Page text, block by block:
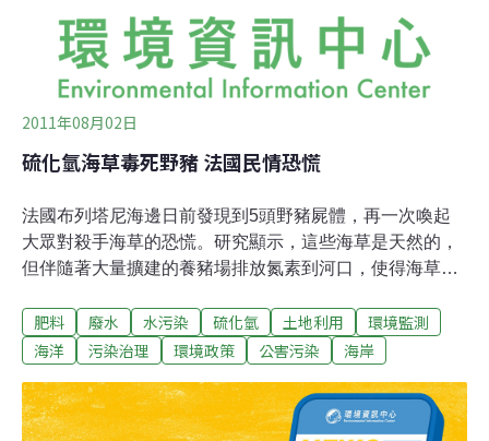
民花冤枉錢」。張龍潭說，「特43號」殘渣物最多、「1
號、4號」肥料也有殘渣現象，「肥料不會立即
2011年08月02日
硫化氫海草毒死野豬 法國民情恐慌
法國布列塔尼海邊日前發現到5頭野豬屍體，再一次喚起
大眾對殺手海草的恐慌。研究顯示，這些海草是天然的，
但伴隨著大量擴建的養豬場排放氮素到河口，使得海草大
的「綠潮」（green tide），恐怕會對公共衛生形成危害。
十多年來，政府一直無力處理「綠潮」的問題，讓北不列
上這5頭死亡野豬在內，人們已發現共有15頭野豬死於聖
布裡厄（Saint Brieuc）海灣。兩年前的夏天，附近海灘也
肥料 廢水 水污染 硫化氫 土地利用
環境監測
海洋
污染治理 環境政策 公害污染 海岸